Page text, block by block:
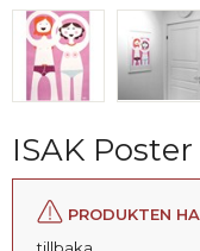
ISAK
PRODUKTEN
tillbaka.